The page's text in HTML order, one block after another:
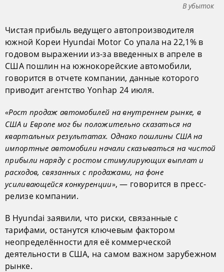
В убыток
Чистая прибыль ведущего автопроизводителя
южной Кореи Hyundai Motor Co упала на 22,1% в
годовом выражении из-за введенных в апреле в
США пошлин на южнокорейские автомобили,
говорится в отчете компании, данные которого
приводит агентство Yonhap 24 июля.
«Рост продаж автомобилей на внутреннем рынке, в
США и Европе мог бы положительно сказаться на
квартальных результатах. Однако пошлины США на
импортные автомобили начали сказываться на чистой
прибыли наряду с ростом стимулирующих выплат и
расходов, связанных с продажами, на фоне
усиливающейся конкуренции», — говорится в пресс-
релизе компании.
В Hyundai заявили, что риски, связанные с
тарифами, останутся ключевым фактором
неопределённости для её коммерческой
деятельности в США, на самом важном зарубежном
рынке.